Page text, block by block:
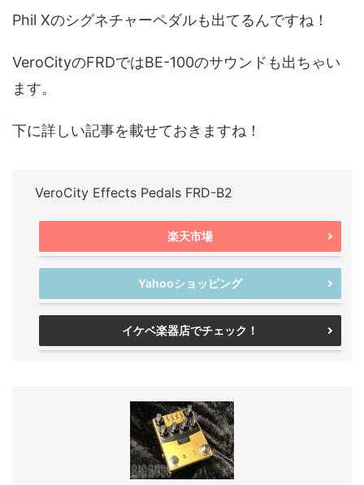
Phil Xのシグネチャーペダルも出てるんですね！
VeroCityのFRDではBE-100のサウンドも出ちゃい
ます。
下に詳しい記事を載せておきますね！
VeroCity Effects Pedals FRD-B2
楽天市場
Yahooショッピング
イケベ楽器店でチェック！